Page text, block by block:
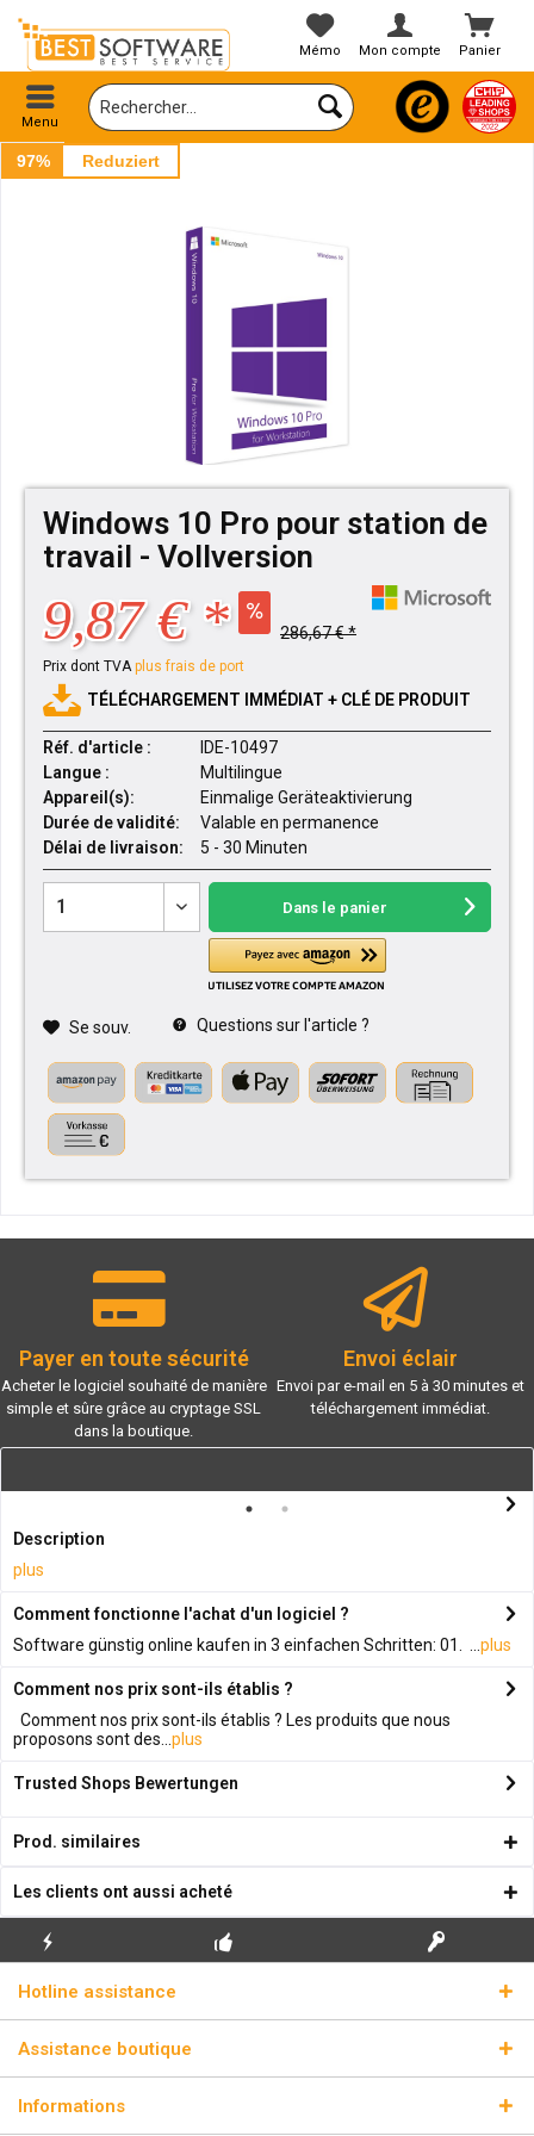
Panier
Mémo Mon compte
Menu
97% Reduziert
Windows 10 Pro pour station de
travail - Vollversion
9,87 € * 286,67 € *
Prix dont TVAplus frais de port
TÉLÉCHARGEMENT IMMÉDIAT + CLÉ DE PRODUIT
Réf. d'article :
IDE-10497
Langue :
Multilingue
Appareil(s):
Einmalige Geräteaktivierung
Durée de validité:
Valable en permanence
Délai de livraison:
5 - 30 Minuten
Dans le panier
Se souv. Questions sur l'article ?
Payer en toute sécurité
Acheter le logiciel souhaité de manière
simple et sûre grâce au cryptage SSL
dans la boutique.
Envoi éclair
Envoi par e-mail en 5 à 30 minutes et
téléchargement immédiat.
Description
plus
Comment fonctionne l'achat d'un logiciel ?
Software günstig online kaufen in 3 einfachen Schritten: 01. ... plus
Comment nos prix sont-ils établis ?
Comment nos prix sont-ils établis ? Les produits que nous
proposons sont des... plus
Trusted Shops Bewertungen
Prod. similaires
Les clients ont aussi acheté
ÉCLAIR
Hotline assistance
Assistance boutique
Informations